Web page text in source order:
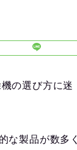
の選び方に迷
な製品が数多く